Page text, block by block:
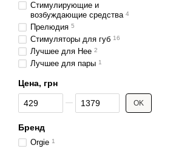
Стимулирующие и
возбуждающие средства 4
Прелюдия 5
Стимуляторы для губ 16
Лучшее для Нее 2
Лучшее для пары 1
Цена, грн
От Цена, грн
До Цена, грн OK
Бренд
Orgie 1